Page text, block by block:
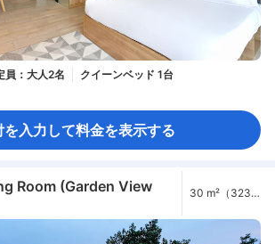
員：大人2名
クイーンベッド 1台
を入力して料金を表示する
Room (Garden View
30 m²（323